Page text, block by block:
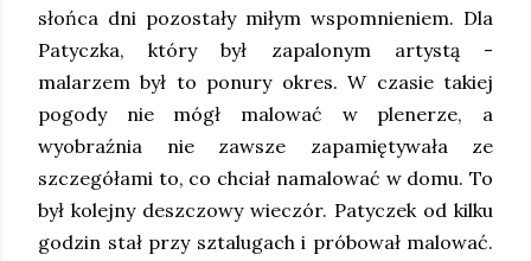
słońca dni pozostały miłym wspomnieniem. Dla
Patyczka, który był zapalonym artystą -
malarzem był to ponury okres. W czasie takiej
pogody nie mógł malować w plenerze, a
wyobraźnia nie zawsze zapamiętywała ze
szczegółami to, co chciał namalować w domu. To
był kolejny deszczowy wieczór. Patyczek od kilku
godzin stał przy sztalugach i próbował malować.